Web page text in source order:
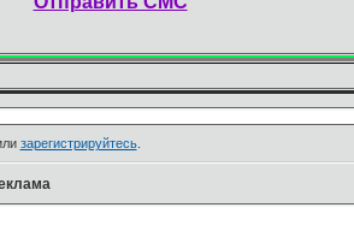
зарегистрируйтесь.